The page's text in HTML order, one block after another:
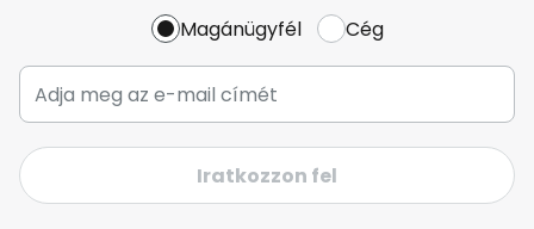
Magánügyfél Cég
Iratkozzon fel